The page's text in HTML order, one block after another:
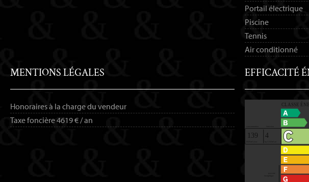
Portail électrique
Piscine
Tennis
Air conditionné
MENTIONS LÉGALES
Honoraires à la charge du vendeur
Taxe foncière4619 € / an
EFFICACITÉ